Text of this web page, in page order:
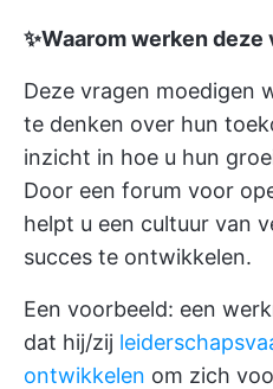
✨Waarom werken deze
Deze vragen moedigen
te denken over hun
inzicht in hoe u hun
Door een forum voor
helpt u een cultuur van
succes te ontwikkelen.
Een voorbeeld: een
dat hij/zij
ontwikkelen om zich